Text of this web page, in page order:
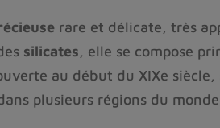
rare et délicate, très
silicates, elle se compose
au début du XIXe
plusieurs régions du